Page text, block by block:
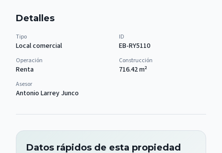
Detalles
Tipo
Local comercial
ID
EB-RY5110
Operación
Renta
Construcción
716.42m²
Asesor
Antonio Larrey Junco
Datos rápidos de esta propiedad